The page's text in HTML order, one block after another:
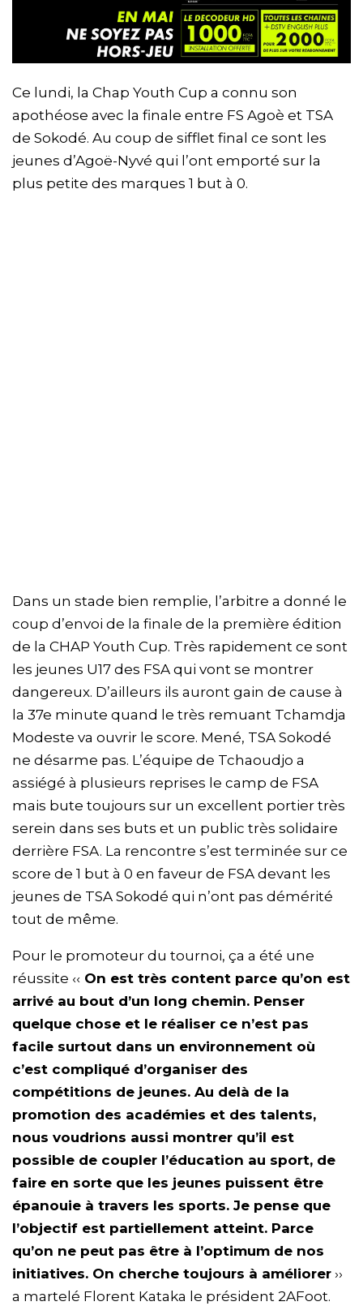
Ce lundi, la Chap Youth Cup a connu son
apothéose avec la finale entre FS Agoè et TSA
de Sokodé. Au coup de sifflet final ce sont les
jeunes d’Agoë-Nyvé qui l’ont emporté sur la
plus petite des marques 1 but à 0.
Dans un stade bien remplie, l’arbitre a donné le
coup d’envoi de la finale de la première édition
de la CHAP Youth Cup. Très rapidement ce sont
les jeunes U17 des FSA qui vont se montrer
dangereux. D’ailleurs ils auront gain de cause à
la 37e minute quand le très remuant Tchamdja
Modeste va ouvrir le score. Mené, TSA Sokodé
ne désarme pas. L’équipe de Tchaoudjo a
assiégé à plusieurs reprises le camp de FSA
mais bute toujours sur un excellent portier très
serein dans ses buts et un public très solidaire
derrière FSA. La rencontre s’est terminée sur ce
score de 1 but à 0 en faveur de FSA devant les
jeunes de TSA Sokodé qui n’ont pas démérité
tout de même.
Pour le promoteur du tournoi, ça a été une
réussite ‹‹ On est très content parce qu’on est
arrivé au bout d’un long chemin. Penser
quelque chose et le réaliser ce n’est pas
facile surtout dans un environnement où
c’est compliqué d’organiser des
compétitions de jeunes. Au delà de la
promotion des académies et des talents,
nous voudrions aussi montrer qu’il est
possible de coupler l’éducation au sport, de
faire en sorte que les jeunes puissent être
épanouie à travers les sports. Je pense que
l’objectif est partiellement atteint. Parce
qu’on ne peut pas être à l’optimum de nos
initiatives. On cherche toujours à améliorer ››
a martelé Florent Kataka le président 2AFoot.